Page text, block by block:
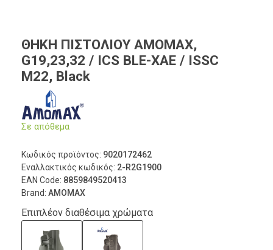
ΘΗΚΗ ΠΙΣΤΟΛΙΟΥ AMOMAX,
G19,23,32 / ICS BLE-XAE / ISSC
M22, Black
Σε απόθεμα
Κωδικός προϊόντος: 9020172462
Εναλλακτικός κωδικός: 2-R2G1900
EAN Code: 8859849520413
Brand: AMOMAX
Επιπλέον διαθέσιμα χρώματα